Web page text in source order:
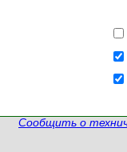
Сообщить о